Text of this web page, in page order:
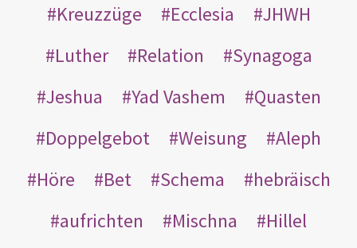
Kreuzzüge
Ecclesia
JHWH
Luther
Relation
Synagoga
Jeshua
Yad Vashem
Quasten
Doppelgebot
Weisung
Aleph
Höre
Bet Schema
hebräisch
aufrichten
Mischna
Hillel